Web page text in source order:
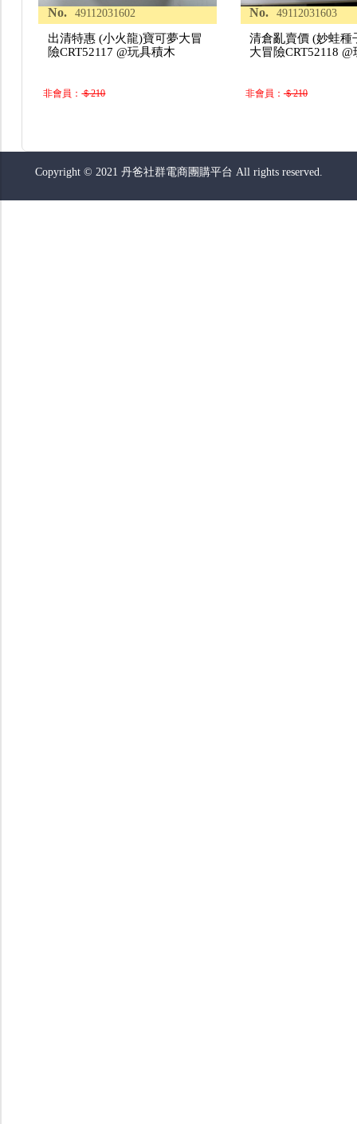
No. 49112031602
出清特惠 (小火龍)寶可夢大冒
險CRT52117 @玩具積木
非會員：＄210
No. 49112031603
清倉亂賣價 (妙蛙種
大冒險CRT52118
非會員： ＄210
Copyright © 2021 丹爸社群電商團購平台 All rights reserved.